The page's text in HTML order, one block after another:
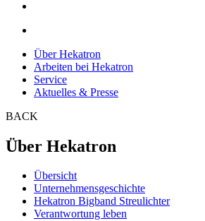
Über Hekatron
Arbeiten bei Hekatron
Service
Aktuelles & Presse
BACK
Über Hekatron
Übersicht
Unternehmensgeschichte
Hekatron Bigband Streulichter
Verantwortung leben